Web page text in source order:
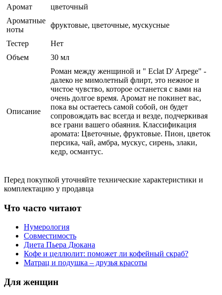
Аромат
цветочный
Ароматные
ноты
фруктовые, цветочные, мускусные
Тестер
Нет
Объем
30 мл
Описание
Роман между женщиной и " Eclat D' Arpege" -
далеко не мимолетный флирт, это нежное и
чистое чувство, которое останется с вами на
очень долгое время. Аромат не покинет вас,
пока вы остаетесь самой собой, он будет
сопровождать вас всегда и везде, подчеркивая
все грани вашего обаяния. Классификация
аромата: Цветочные, фруктовые. Пион, цветок
персика, чай, амбра, мускус, сирень, злаки,
кедр, османтус.
Перед покупкой уточняйте технические характеристики и
комплектацию у продавца
Что часто читают
Нумерология
Совместимость
Диета Пьера Дюкана
Кофе и целлюлит: поможет ли кофейный скраб?
Матрац и подушка – друзья красоты
Для женщин